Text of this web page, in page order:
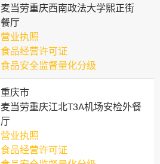
麦当劳重庆西南政法大学熙正街
餐厅
营业执照
食品经营许可证
食品安全监督量化分级
重庆市
麦当劳重庆江北T3A机场安检外餐
厅
营业执照
食品经营许可证